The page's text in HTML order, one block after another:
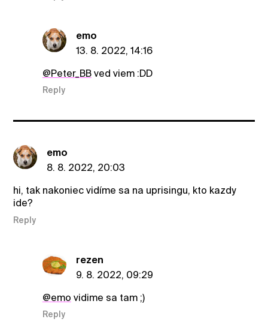
emo
13. 8. 2022, 14:16
@Peter_BBved viem :DD
Reply
emo
8. 8. 2022, 20:03
hi, tak nakoniec vidíme sa na uprisingu, kto kazdy
ide?
Reply
rezen
9. 8. 2022, 09:29
@emo vidime sa tam ;)
Reply